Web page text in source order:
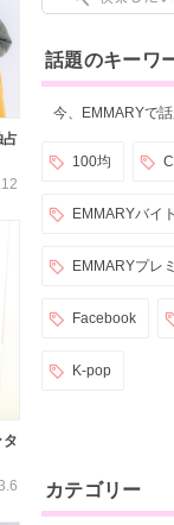
占
話題のキーワ
今、EMMARYで
100均
EMMARYバイト
EMMARYプレ
Facebook
K-pop
カテゴリー